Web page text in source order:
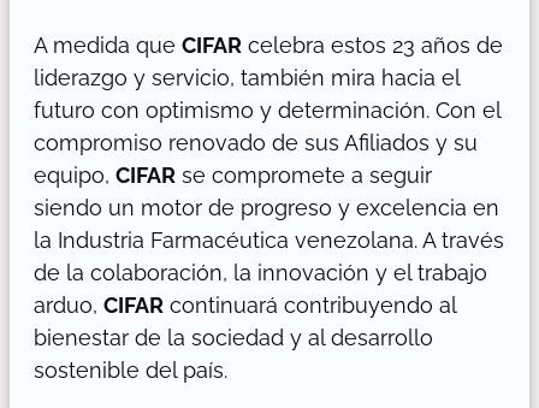
A medida que CIFAR celebra estos 23 años de
liderazgo y servicio, también mira hacia el
futuro con optimismo y determinación. Con el
compromiso renovado de sus Afiliados y su
equipo, CIFAR se compromete a seguir
siendo un motor de progreso y excelencia en
la Industria Farmacéutica venezolana. A través
de la colaboración, la innovación y el trabajo
arduo, CIFAR continuará contribuyendo al
bienestar de la sociedad y al desarrollo
sostenible del país.